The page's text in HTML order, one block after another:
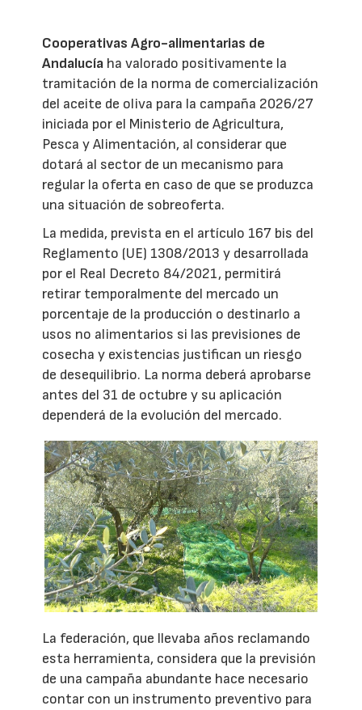
Cooperativas Agro-alimentarias de
Andalucía ha valorado positivamente la
tramitación de la norma de comercialización
del aceite de oliva para la campaña 2026/27
iniciada por el Ministerio de Agricultura,
Pesca y Alimentación, al considerar que
dotará al sector de un mecanismo para
regular la oferta en caso de que se produzca
una situación de sobreoferta.
La medida, prevista en el artículo 167 bis del
Reglamento (UE) 1308/2013 y desarrollada
por el Real Decreto 84/2021, permitirá
retirar temporalmente del mercado un
porcentaje de la producción o destinarlo a
usos no alimentarios si las previsiones de
cosecha y existencias justifican un riesgo
de desequilibrio. La norma deberá aprobarse
antes del 31 de octubre y su aplicación
dependerá de la evolución del mercado.
La federación, que llevaba años reclamando
esta herramienta, considera que la previsión
de una campaña abundante hace necesario
contar con un instrumento preventivo para